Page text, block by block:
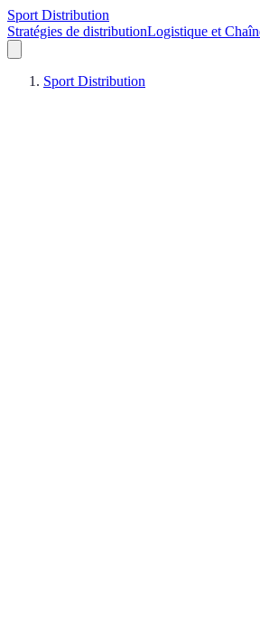
Sport Distribution
Stratégies de distributionLogistique et
Sport Distribution